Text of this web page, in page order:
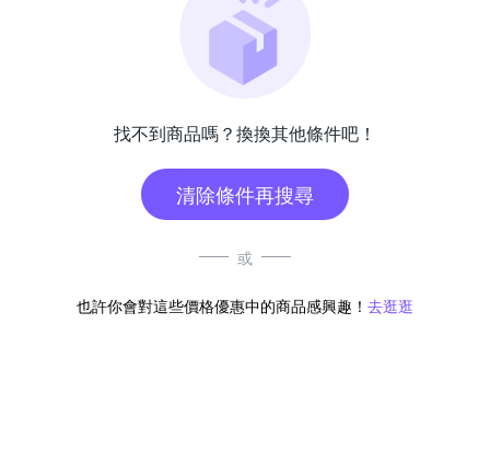
找不到商品嗎？換換其他條件吧！
清除條件再搜尋
或
也許你會對這些價格優惠中的商品感興趣！ 去逛逛